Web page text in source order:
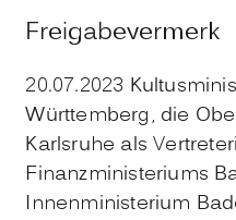
Freigabevermerk
20.07.2023
Württemberg, die
Karlsruhe als
Finanzministeriums
Innenministerium